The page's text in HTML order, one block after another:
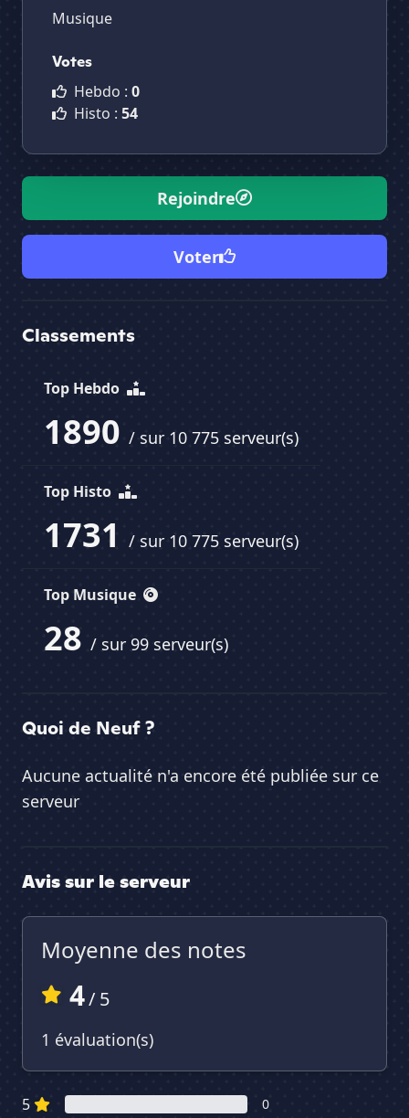
Musique
Votes
Hebdo : 0
Histo : 54
Rejoindre
Voter
Classements
Top Hebdo
1890 / sur 10 775 serveur(s)
Top Histo
1731 / sur 10 775 serveur(s)
Top Musique
28 / sur 99 serveur(s)
Quoi de Neuf ?
Aucune actualité n'a encore été publiée sur ce
serveur
Avis sur le serveur
Moyenne des notes
4/ 5
1 évaluation(s)
5 0